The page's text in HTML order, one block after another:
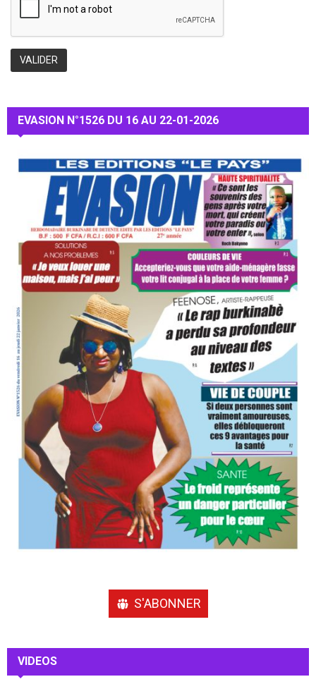
EVASION N°1526 DU 16 AU 22-01-2026
S'ABONNER
VIDEOS